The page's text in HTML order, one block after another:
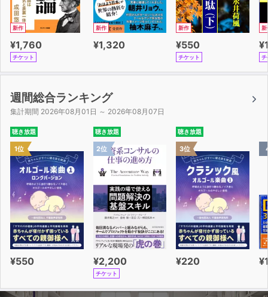
新作
¥1,760
チケット
新作
¥1,320
新作
¥550
チケット
新
チ
週間総合ランキング
集計期間 2026年08月01日 ～ 2026年08月07日
聴き放題
1位
¥550
聴き放題
2位
¥2,200
チケット
聴き放題
3位
¥220